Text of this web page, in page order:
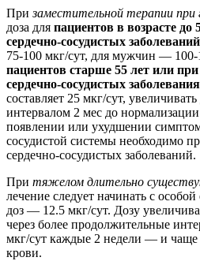
Призаместительной терапии при
доза для пациентов в возрасте до
сердечно-сосудистых
75-100 мкг/сут, для мужчин — 100-
пациентов старше 55 лет или
сердечно-сосудистых
составляет 25 мкг/сут,
интервалом 2 мес до
появлении или ухудшении
сосудистой системы необходимо
сердечно-сосудистых заболеваний.
При тяжелом длительно
лечение следует начинать с
доз — 12.5 мкг/сут. Дозу
через более продолжительные
мкг/сут каждые 2 недели — и
крови.